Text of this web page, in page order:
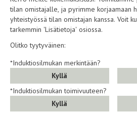
tilan omistajalle, ja pyrimme korjaamaan havaitut ongelmat
yhteistyössä tilan omistajan kanssa. Voit
tarkemmin 'Lisätietoja' osiossa.
Olitko tyytyväinen:
*Induktiosilmukan merkintään?
Kyllä
*Induktiosilmukan toimivuuteen?
Kyllä